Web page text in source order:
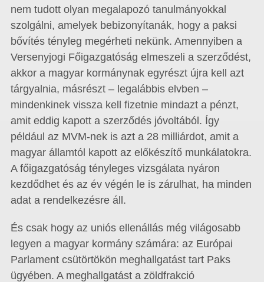
nem tudott olyan megalapozó tanulmányokkal
szolgálni, amelyek bebizonyítanák, hogy a paksi
bővítés tényleg megérheti nekünk. Amennyiben a
Versenyjogi Főigazgatóság elmeszeli a szerződést,
akkor a magyar kormánynak egyrészt újra kell azt
tárgyalnia, másrészt – legalábbis elvben –
mindenkinek vissza kell fizetnie mindazt a pénzt,
amit eddig kapott a szerződés jóvoltából. Így
például az MVM-nek is azt a 28 milliárdot, amit a
magyar államtól kapott az előkészítő munkálatokra.
A főigazgatóság tényleges vizsgálata nyáron
kezdődhet és az év végén le is zárulhat, ha minden
adat a rendelkezésre áll.
És csak hogy az uniós ellenállás még világosabb
legyen a magyar kormány számára: az Európai
Parlament csütörtökön meghallgatást tart Paks
ügyében. A meghallgatást a zöldfrakció